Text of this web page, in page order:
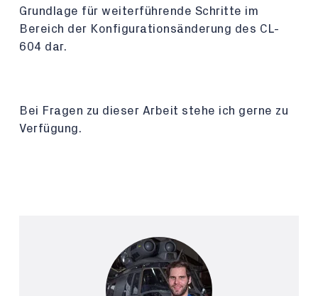
Grundlage für weiterführende Schritte im
Bereich der Konfigurationsänderung des CL-
604 dar.
Bei Fragen zu dieser Arbeit stehe ich gerne zu
Verfügung.